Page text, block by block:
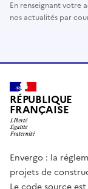
En renseignant votre
nos actualités par
RÉPUBLIQUE
FRANÇAISE
Envergo : la
projets de